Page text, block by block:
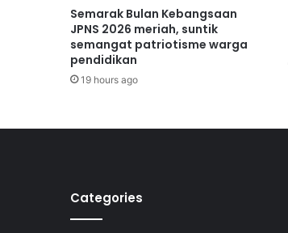
t
a
k
s
e
r
e
Semarak Bulan Kebangsaan
JPNS 2026 meriah, suntik
semangat patriotisme warga
pendidikan
19 hours ago
Categories